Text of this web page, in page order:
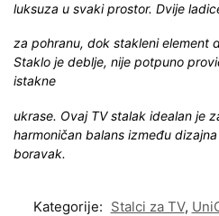
luksuza u svaki prostor. Dvije
za pohranu, dok stakleni element
Staklo je deblje, nije potpuno
istakne
ukrase. Ovaj TV stalak idealan je
harmoničan balans između
boravak.
Kategorije: Stalci za TV,